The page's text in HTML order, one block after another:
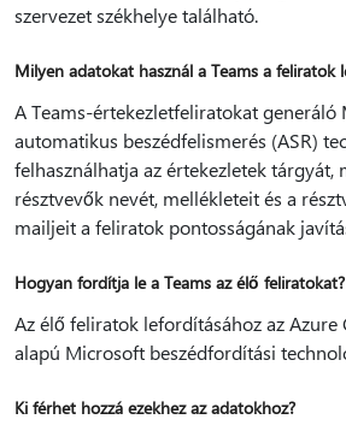
szervezet székhelye található.
Milyen adatokat használ a Teams a feliratok
A Teams-értekezletfeliratokat generáló
automatikus beszédfelismerés (ASR)
felhasználhatja az értekezletek tárgyát,
résztvevők nevét, mellékleteit és a
mailjeit a feliratok pontosságának
Hogyan fordítja le a Teams az élő feliratokat?
Az élő feliratok lefordításához az Azure
alapú Microsoft beszédfordítási
Ki férhet hozzá ezekhez az adatokhoz?